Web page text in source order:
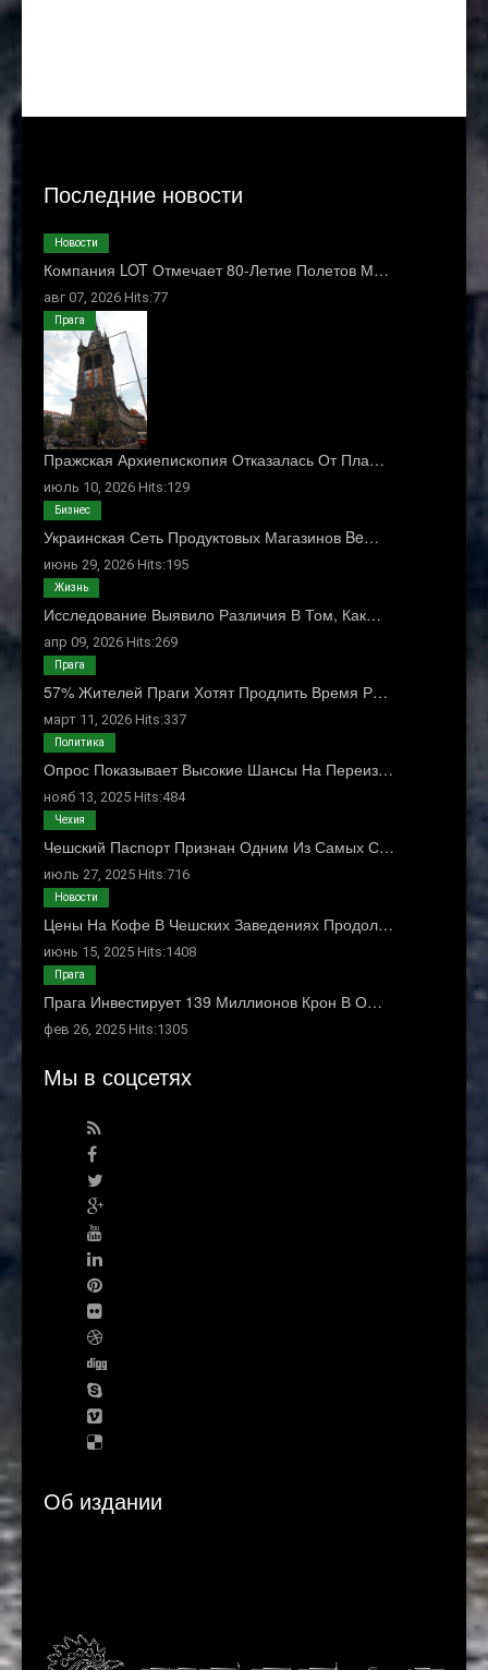
Последние новости
Компания LOT Отмечает 80-Летие Полетов М…
авг 07, 2026 Hits:77
Новости
Пражская Архиепископия Отказалась От Пла…
июль 10, 2026 Hits:129
Прага
Украинская Сеть Продуктовых Магазинов Be…
июнь 29, 2026 Hits:195
Бизнес
Исследование Выявило Различия В Том, Как…
апр 09, 2026 Hits:269
Жизнь
57% Жителей Праги Хотят Продлить Время Р…
март 11, 2026 Hits:337
Прага
Опрос Показывает Высокие Шансы На Переиз…
нояб 13, 2025 Hits:484
Политика
Чешский Паспорт Признан Одним Из Самых С…
июль 27, 2025 Hits:716
Чехия
Цены На Кофе В Чешских Заведениях Продол…
июнь 15, 2025 Hits:1408
Новости
Прага Инвестирует 139 Миллионов Крон В О…
фев 26, 2025 Hits:1305
Прага
Мы в соцсетях
Об издании